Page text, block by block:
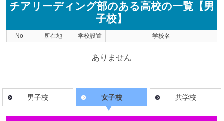
チアリーディング部のある高校の一覧【男
子校】
No 所在地 学校設置 学校名
ありません
男子校 女子校 共学校